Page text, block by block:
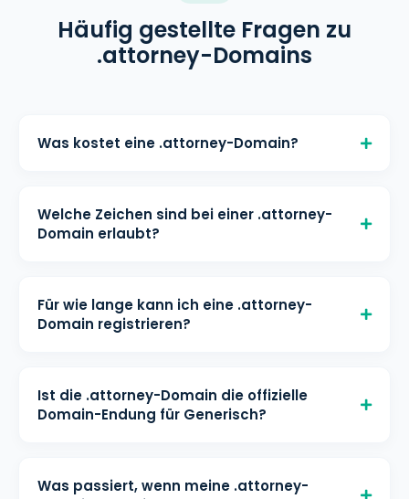
Häufig gestellte Fragen zu
.attorney-Domains
Was kostet eine .attorney-Domain?
6,70/Monat für die Registrierung, €
6,70/Monat für die Verlängerung und
DNS-Verwaltung und WHOIS-Schutz.
Welche Zeichen sind bei einer .attorney-
Domain erlaubt?
Länge: 63 Zeichen Erlaubte Zeichen: a-
z, 0-9, IDN-Zeichen: ja
Für wie lange kann ich eine .attorney-
Domain registrieren?
Jahr(e) registriert werden. Sie können
sie vor Ablauf verlängern, um Ihre
Ist die .attorney-Domain die offizielle
Domain-Endung für Generisch?
offizielle Länder-Domain (ccTLD) für
Was passiert, wenn meine .attorney-